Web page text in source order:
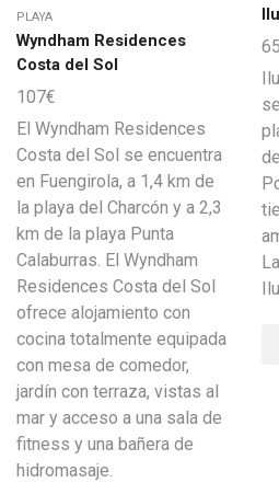
PLAYA
Wyndham Residences
Costa del Sol
107€
El Wyndham Residences
Costa del Sol se encuentra
en Fuengirola, a 1,4 km de
la playa del Charcón y a 2,3
km de la playa Punta
Calaburras. El Wyndham
Residences Costa del Sol
ofrece alojamiento con
cocina totalmente equipada
con mesa de comedor,
jardín con terraza, vistas al
mar y acceso a una sala de
fitness y una bañera de
hidromasaje.
65